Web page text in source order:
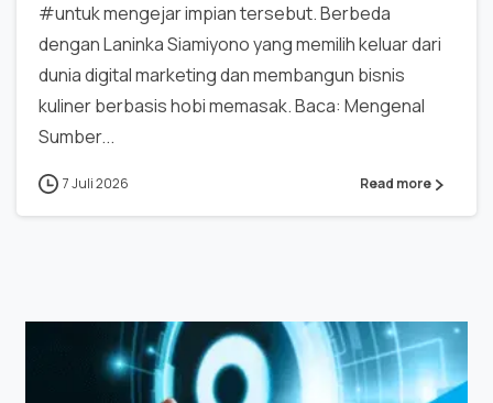
#untuk mengejar impian tersebut. Berbeda
dengan Laninka Siamiyono yang memilih keluar dari
dunia digital marketing dan membangun bisnis
kuliner berbasis hobi memasak. Baca: Mengenal
Sumber...
7 Juli 2026 Read more